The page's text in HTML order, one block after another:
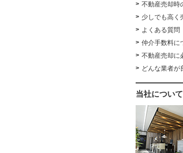
不動産売却時
少しでも高く
よくある質問
仲介手数料に
不動産売却に
どんな業者が
当社について